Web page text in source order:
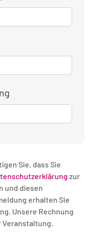
Sie, dass Sie
zur
und diesen
Unsere Rechnung
Ende der Veranstaltung.